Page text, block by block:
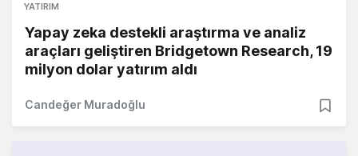
YATIRIM
Yapay zeka destekli araştırma ve analiz
araçları geliştiren Bridgetown Research, 19
milyon dolar yatırım aldı
Candeğer Muradoğlu